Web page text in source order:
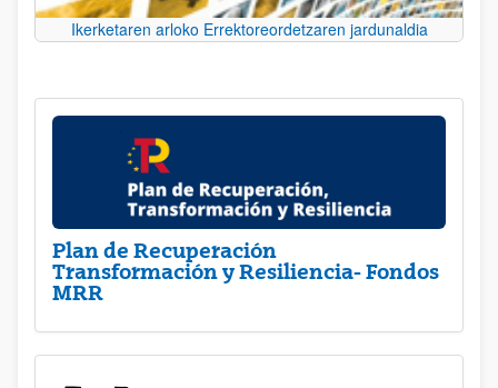
Ikerketaren arloko Errektoreordetzaren jardunaldia
Plan de Recuperación
Transformación y Resiliencia- Fondos
MRR